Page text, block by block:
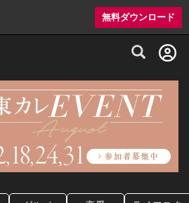
無料ダウンロード
グルメ情報・プレミアムレストラン予約